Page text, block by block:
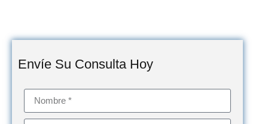
Envíe Su Consulta Hoy